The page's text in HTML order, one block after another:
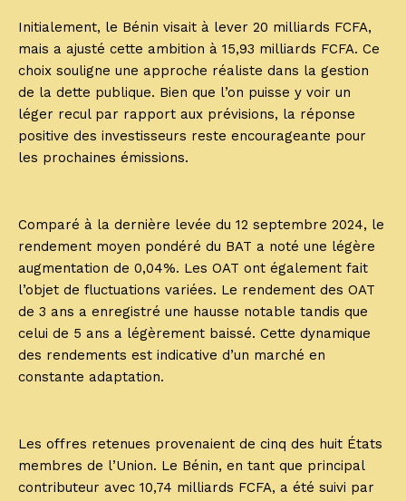
Initialement, le Bénin visait à lever 20 milliards FCFA,
mais a ajusté cette ambition à 15,93 milliards FCFA. Ce
choix souligne une approche réaliste dans la gestion
de la dette publique. Bien que l’on puisse y voir un
léger recul par rapport aux prévisions, la réponse
positive des investisseurs reste encourageante pour
les prochaines émissions.
Comparé à la dernière levée du 12 septembre 2024, le
rendement moyen pondéré du BAT a noté une légère
augmentation de 0,04%. Les OAT ont également fait
l’objet de fluctuations variées. Le rendement des OAT
de 3 ans a enregistré une hausse notable tandis que
celui de 5 ans a légèrement baissé. Cette dynamique
des rendements est indicative d’un marché en
constante adaptation.
Les offres retenues provenaient de cinq des huit États
membres de l’Union. Le Bénin, en tant que principal
contributeur avec 10,74 milliards FCFA, a été suivi par